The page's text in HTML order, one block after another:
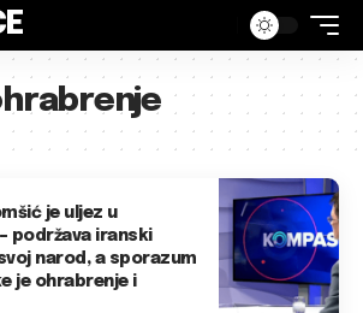
je uljez u
podržava iranski
narod, a sporazum
je ohrabrenje i